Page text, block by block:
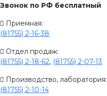
Звонок по РФ бесплатный
Приемная:
(81755) 2-16-38
Отдел продаж:
(81755) 2-18-62, (81755) 2-07-13
Производство, лаборатория:
(81755) 2-10-14